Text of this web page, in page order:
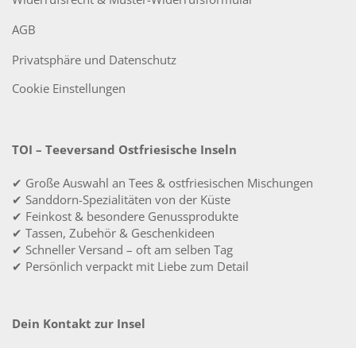
AGB
Privatsphäre und Datenschutz
Cookie Einstellungen
TOI – Teeversand Ostfriesische Inseln
✔ Große Auswahl an Tees & ostfriesischen Mischungen
✔ Sanddorn-Spezialitäten von der Küste
✔ Feinkost & besondere Genussprodukte
✔ Tassen, Zubehör & Geschenkideen
✔ Schneller Versand – oft am selben Tag
✔ Persönlich verpackt mit Liebe zum Detail
Dein Kontakt zur Insel